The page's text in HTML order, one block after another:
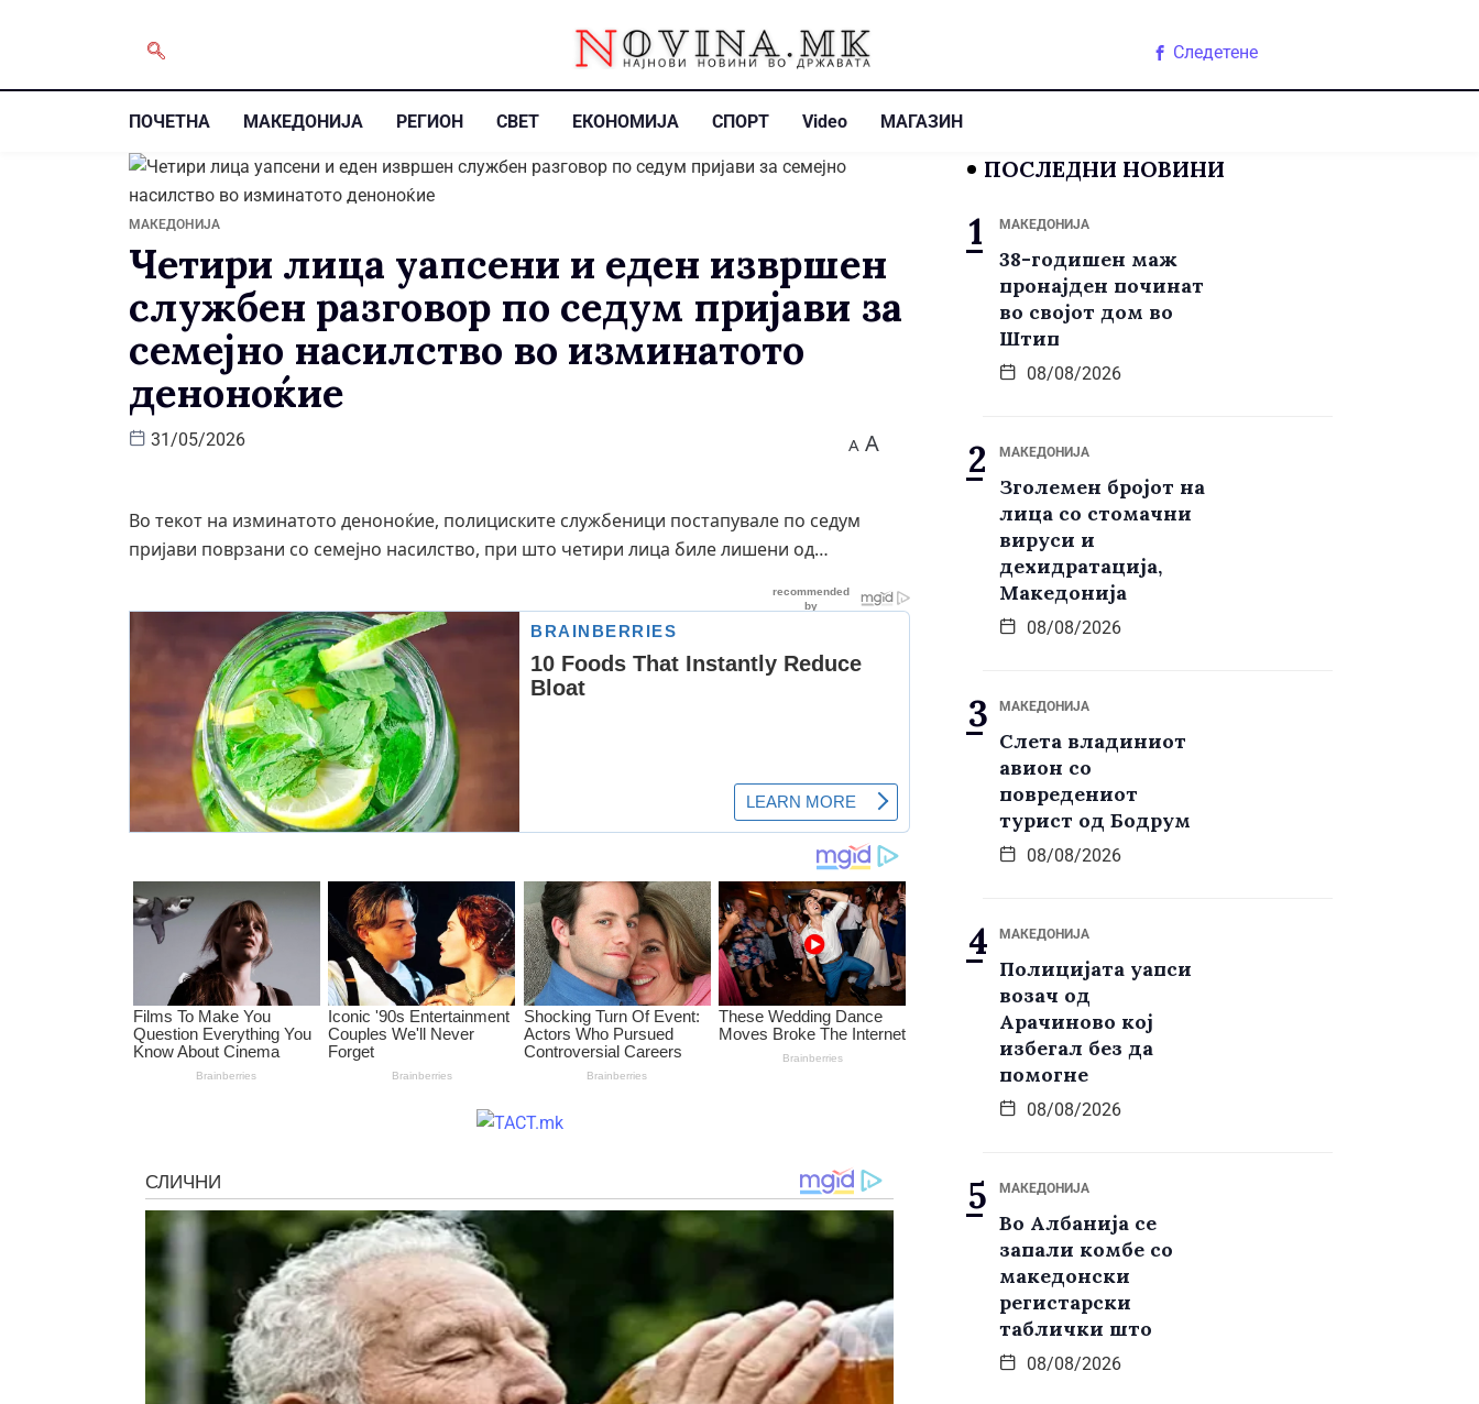
Следетене
ПОЧЕТНА МАКЕДОНИЈА РЕГИОН СВЕТ ЕКОНОМИЈА СПОРТ Video МАГАЗИН
МАКЕДОНИЈА
Четири лица уапсени и еден извршен
службен разговор по седум пријави за
семејно насилство во изминатото
деноноќие
31/05/2026 A A
Во текот на изминатото деноноќие, полициските службеници постапувале по седум
пријави поврзани со семејно насилство, при што четири лица биле лишени од…
ПОСЛЕДНИ НОВИНИ
МАКЕДОНИЈА
38-годишен маж
пронајден починат
во својот дом во
Штип
08/08/2026
МАКЕДОНИЈА
Зголемен бројот на
лица со стомачни
вируси и
дехидратација,
Македонија
08/08/2026
МАКЕДОНИЈА
Слета владиниот
авион со
повредениот
турист од Бодрум
08/08/2026
МАКЕДОНИЈА
Полицијата уапси
возач од
Арачиново кој
избегал без да
помогне
08/08/2026
МАКЕДОНИЈА
Во Албанија се
запали комбе со
македонски
регистарски
таблички што
08/08/2026